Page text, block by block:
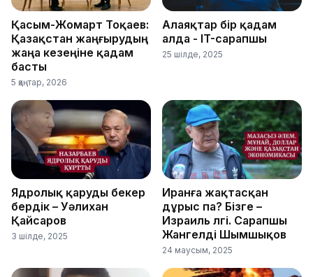
Қасым-Жомарт Тоқаев:
Қазақстан жаңғырудың
жаңа кезеңіне қадам
басты
5 қаңтар, 2026
Алаяқтар бір қадам
алда - IT-сарапшы
25 шілде, 2025
Ядролық қаруды бекер
бердік – Уәлихан
Қайсаров
3 шілде, 2025
Иранға жақтасқан
дұрыс па? Бізге –
Израиль үлгі. Сарапшы
Жангелді Шымшықов
24 маусым, 2025